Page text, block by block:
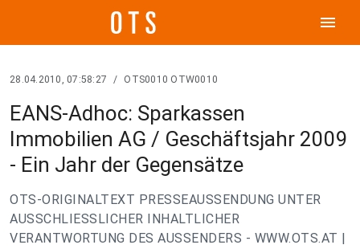
menu
28.04.2010, 07:58:27 / OTS0010 OTW0010
EANS-Adhoc: Sparkassen
Immobilien AG / Geschäftsjahr 2009
- Ein Jahr der Gegensätze
OTS-ORIGINALTEXT PRESSEAUSSENDUNG UNTER
AUSSCHLIESSLICHER INHALTLICHER
VERANTWORTUNG DES AUSSENDERS - WWW.OTS.AT |